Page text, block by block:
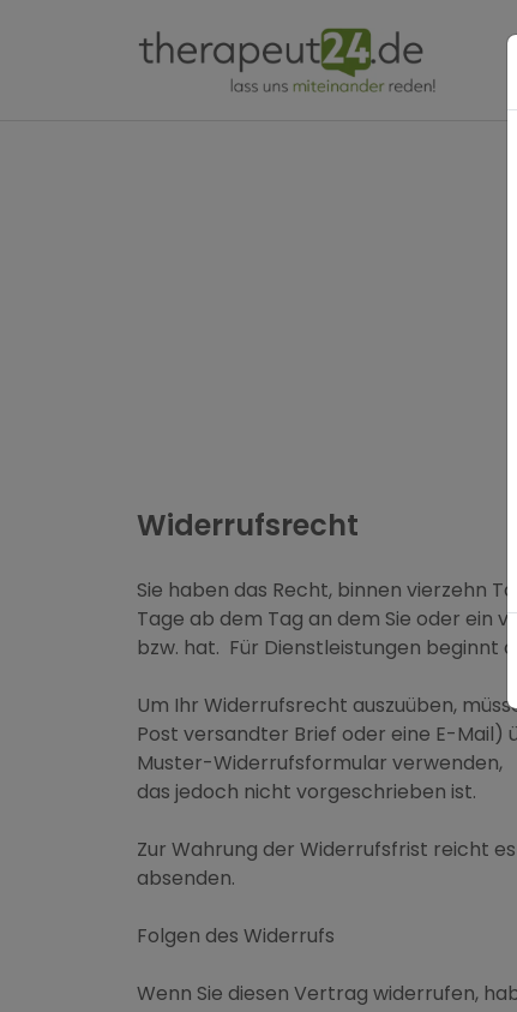
Widerrufsrecht
Sie haben das Recht, binnen vierzehn
Tage ab dem Tag an dem Sie oder ein
bzw. hat. Für Dienstleistungen beginnt
Um Ihr Widerrufsrecht auszuüben,
Post versandter Brief oder eine E-Mail)
Muster-Widerrufsformular verwenden,
das jedoch nicht vorgeschrieben ist.
Zur Wahrung der Widerrufsfrist reicht
absenden.
Folgen des Widerrufs
Wenn Sie diesen Vertrag widerrufen,